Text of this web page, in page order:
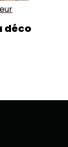
déco